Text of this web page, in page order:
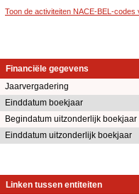
Toon de activiteiten NACE-BEL-codes
Financiële gegevens
Jaarvergadering
Einddatum boekjaar
Begindatum uitzonderlijk boekjaar
Einddatum uitzonderlijk boekjaar
Linken tussen entiteiten